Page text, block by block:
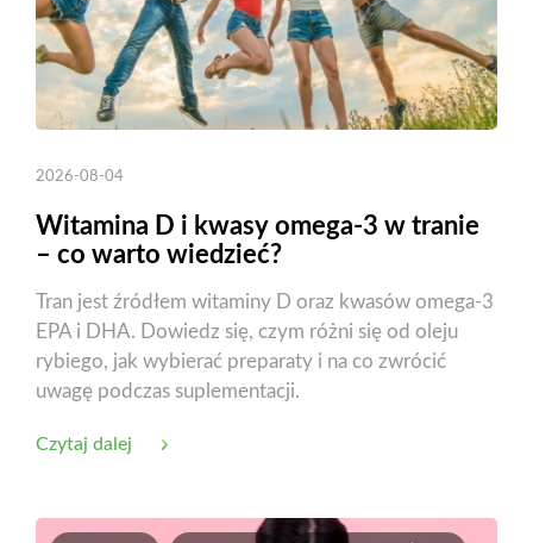
2026-08-04
Witamina D i kwasy omega-3 w tranie
– co warto wiedzieć?
Tran jest źródłem witaminy D oraz kwasów omega-3
EPA i DHA. Dowiedz się, czym różni się od oleju
rybiego, jak wybierać preparaty i na co zwrócić
uwagę podczas suplementacji.
Czytaj dalej